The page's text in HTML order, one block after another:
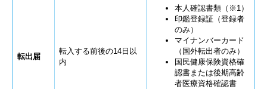
転出届
転入する前後の14日以
内
本人確認書類（※1）
印鑑登録証（登録者
のみ）
マイナンバーカード
（国外転出者のみ）
国民健康保険資格確
認書または後期高齢
者医療資格確認書